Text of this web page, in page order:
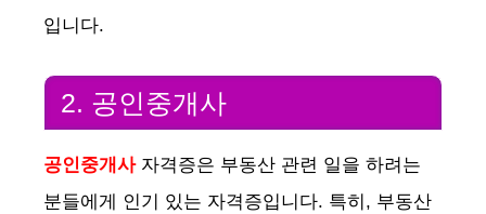
입니다.
2. 공인중개사
공인중개사자격증은 부동산 관련 일을 하려는
분들에게 인기 있는 자격증입니다. 특히, 부동산